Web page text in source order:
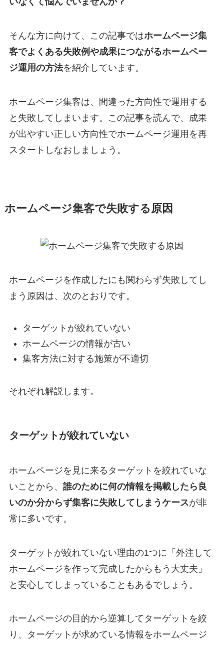
そんな方に向けて、この記事ではホームページ集
客でよくある失敗例や成果につながるホームペー
ジ運用の方法を紹介しています。
ホームページ集客は、間違った方向性で運用する
と失敗してしまいます。この記事を読んで、成果
が出やすい正しい方向性でホームページ運用を再
スタートしなおしましょう。
ホームページ集客で失敗する原因
ホームページを作成したにも関わらず失敗してし
まう原因は、次のとおりです。
ターゲットが絞れていない
ホームページの情報が古い
集客方法に対する施策が不適切
それぞれ解説します。
ターゲットが絞れていない
ホームページを見に来るターゲットを絞れていな
いことから、 誰のために何の情報を掲載したら良
いのか分からず集客に失敗してしまうケースが非
常に多いです。
ターゲットが絞れていない理由の1つに「外注して
ホームページを作って完成したからもう大丈夫」
と安心してしまっていることもあるでしょう。
ホームページの目的から逆算してターゲットを絞
り、ターゲットが求めている情報をホームページ